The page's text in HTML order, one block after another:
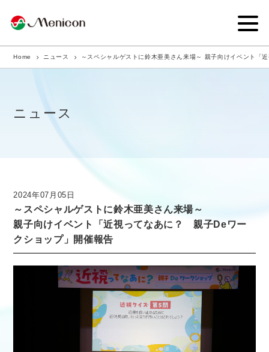
企業情報
商品サイト
ニュース
採用情報
医療従事者向け情報 GLOBAL
Home ニュース ～スペシャルゲストに鈴木亜美さん来場～ 親子向けイベント
ニュース
2024年07月05日
～スペシャルゲストに鈴木亜美さん来場～
親子向けイベント「近視ってなあに？ 親子Deワー
クショップ」開催報告